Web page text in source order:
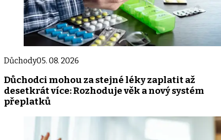
Důchody05. 08. 2026
Důchodci mohou za stejné léky zaplatit až
desetkrát více: Rozhoduje věk a nový systém
přeplatků